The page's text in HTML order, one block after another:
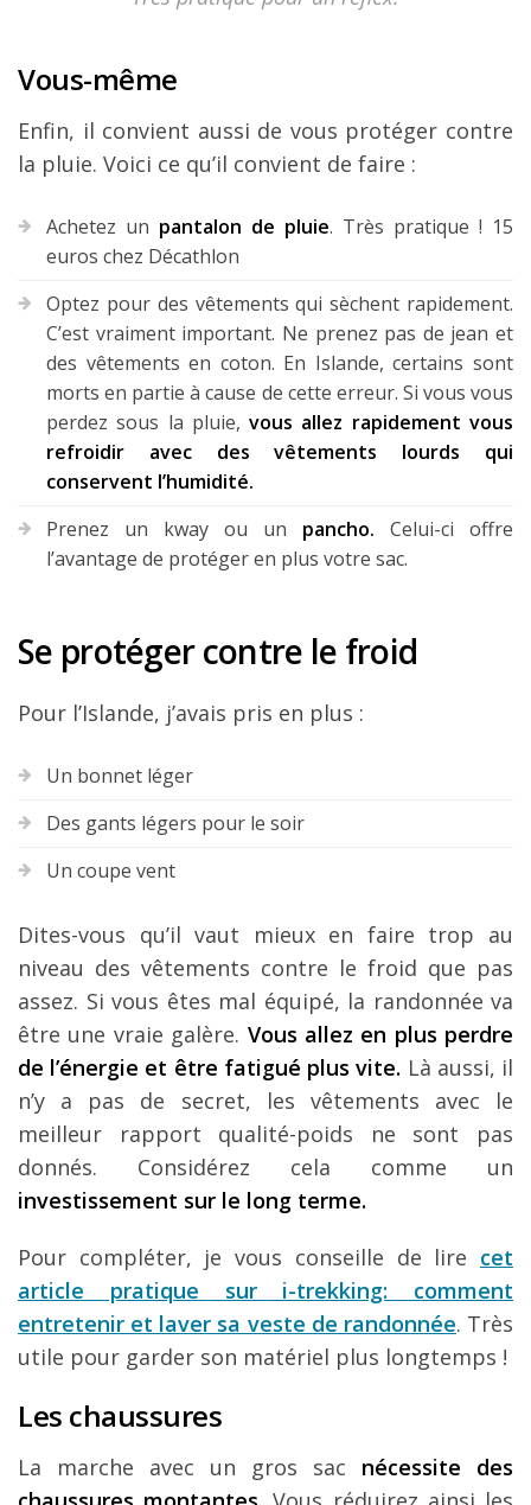
Vous-même
Enfin, il convient aussi de vous protéger contre
la pluie. Voici ce qu’il convient de faire :
Achetez un pantalon de pluie. Très pratique ! 15
euros chez Décathlon
Optez pour des vêtements qui sèchent rapidement.
C’est vraiment important. Ne prenez pas de jean et
des vêtements en coton. En Islande, certains sont
morts en partie à cause de cette erreur. Si vous vous
perdez sous la pluie,vous allez rapidement vous
refroidir avec des vêtements lourds qui
conservent l’humidité.
Prenez un kway ou un pancho. Celui-ci offre
l’avantage de protéger en plus votre sac.
Se protéger contre le froid
Pour l’Islande, j’avais pris en plus :
Un bonnet léger
Des gants légers pour le soir
Un coupe vent
Dites-vous qu’il vaut mieux en faire trop au
niveau des vêtements contre le froid que pas
assez. Si vous êtes mal équipé, la randonnée va
être une vraie galère. Vous allez en plus perdre
de l’énergie et être fatigué plus vite. Là aussi, il
n’y a pas de secret, les vêtements avec le
meilleur rapport qualité-poids ne sont pas
donnés. Considérez cela comme un
investissement sur le long terme.
Pour compléter, je vous conseille de lire cet
article pratique sur i-trekking: comment
entretenir et laver sa veste de randonnée. Très
utile pour garder son matériel plus longtemps !
Les chaussures
La marche avec un gros sac nécessite des